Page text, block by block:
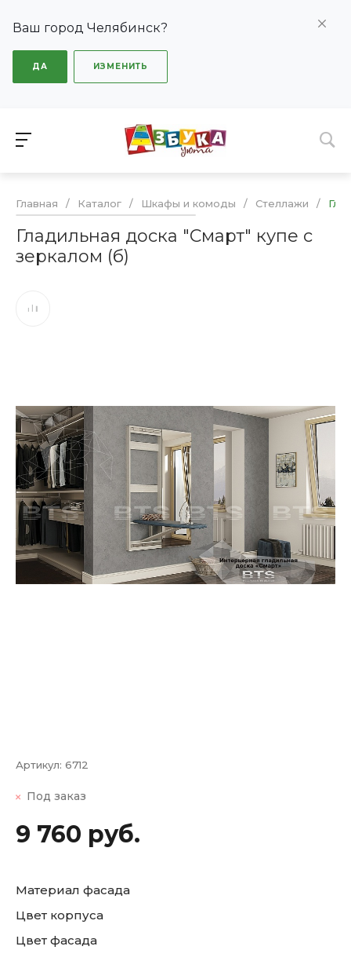
Ваш город Челябинск?
ДА ИЗМЕНИТЬ
Главная / Каталог / Шкафы и комоды / Стеллажи /
Гладильная доска "Смарт" купе с
зеркалом (б)
Артикул: 6712
Под заказ
9 760 руб.
Материал фасада
Цвет корпуса
Цвет фасада